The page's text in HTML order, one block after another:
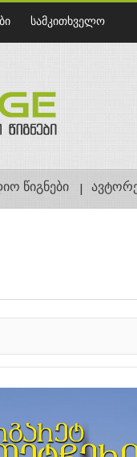
სამკითხველო
წიგნები